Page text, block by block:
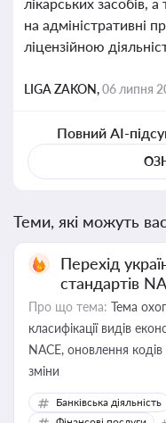
на адміністративні
ліцензійною
LIGA ZAKON,06 липня
Повний AI-
Теми, які можуть
Перехід
стандартів
Про що тема: Тема
класифікації видів
NACE, оновлення
зміни
Банківська діяльність